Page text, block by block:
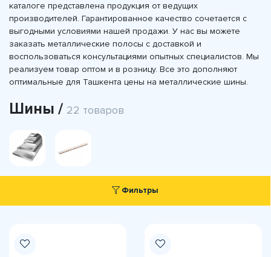
каталоге представлена продукция от ведущих
производителей. Гарантированное качество сочетается с
выгодными условиями нашей продажи. У нас вы можете
заказать металлические полосы с доставкой и
воспользоваться консультациями опытных специалистов. Мы
реализуем товар оптом и в розницу. Все это дополняют
оптимальные для Ташкента цены на металлические шины.
Шины / 22 товаров
Фильтры